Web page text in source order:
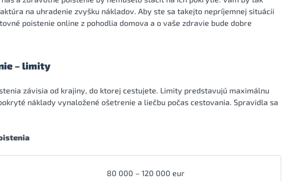
na uhradenie zvyšku nákladov. Aby ste sa takejto nepríjemnej situácii
poistenie online z pohodlia domova a o vaše zdravie bude dobre
– limity
závisia od krajiny, do ktorej cestujete. Limity predstavujú maximálnu
náklady vynaložené ošetrenie a liečbu počas cestovania. Spravidla sa
80 000 – 120 000 eur